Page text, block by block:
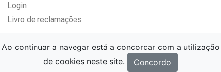
Login
Livro de reclamações
Gazeta Paços de Ferreira.Todos os direitos reservados.
Ao continuar a navegar está a concordar com a utilização
de cookies neste site.
Concordo